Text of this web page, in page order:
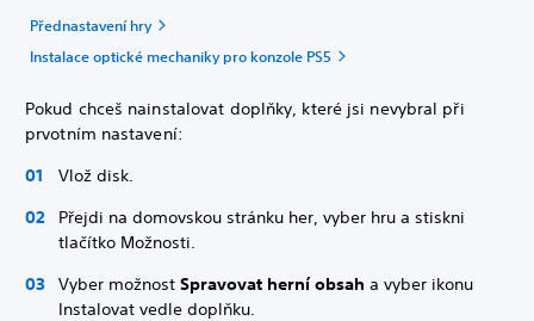
Přednastavení hry
Instalace optické mechaniky pro konzole PS5
Pokud chceš nainstalovat doplňky, které jsi nevybral při
prvotním nastavení:
Vlož disk.
Přejdi na domovskou stránku her, vyber hru a stiskni
tlačítko Možnosti.
Vyber možnost Spravovat herní obsah a vyber ikonu
Instalovat vedle doplňku.